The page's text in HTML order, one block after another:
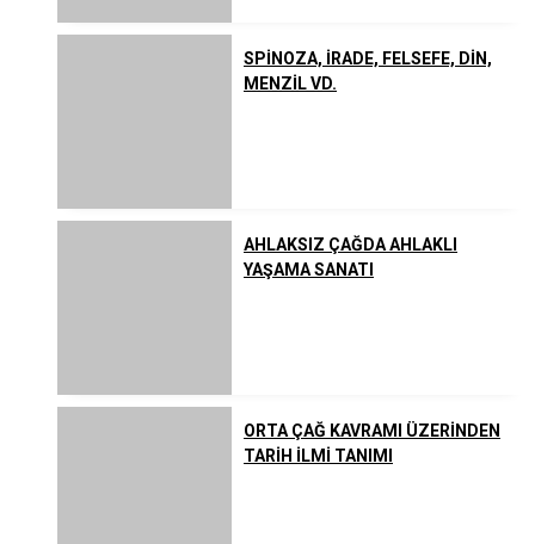
SPİNOZA, İRADE, FELSEFE, DİN,
MENZİL VD.
AHLAKSIZ ÇAĞDA AHLAKLI
YAŞAMA SANATI
ORTA ÇAĞ KAVRAMI ÜZERİNDEN
TARİH İLMİ TANIMI